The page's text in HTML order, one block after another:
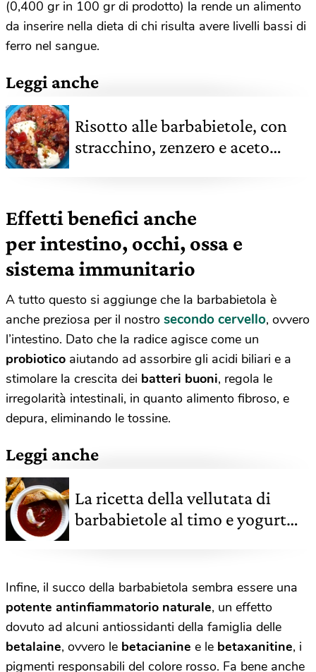
(0,400 gr in 100 gr di prodotto) la rende un alimento
da inserire nella dieta di chi risulta avere livelli bassi di
ferro nel sangue.
Leggi anche
Risotto alle barbabietole, con
stracchino, zenzero e aceto
Effetti benefici anche
per intestino, occhi, ossa e
sistema immunitario
A tutto questo si aggiunge che la barbabietola è
anche preziosa per il nostro secondo cervello, ovvero
l’intestino. Dato che la radice agisce come un
probiotico aiutando ad assorbire gli acidi biliari e a
stimolare la crescita dei batteri buoni, regola le
irregolarità intestinali, in quanto alimento fibroso, e
depura, eliminando le tossine.
Leggi anche
La ricetta della vellutata di
barbabietole al timo e yogurt
Infine, il succo della barbabietola sembra essere una
potente antinfiammatorio naturale, un effetto
dovuto ad alcuni antiossidanti della famiglia delle
betalaine, ovvero le betacianine e le betaxanitine, i
pigmenti responsabili del colore rosso. Fa bene anche